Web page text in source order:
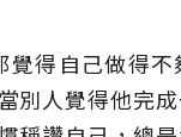
得自己做得不
別人覺得他完